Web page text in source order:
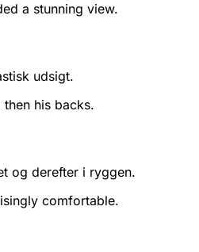
a stunning view.
udsigt.
then his backs.
og derefter i ryggen.
comfortable.